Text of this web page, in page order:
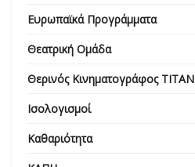
Ευρωπαϊκά Προγράμματα
Θεατρική Ομάδα
Θερινός Κινηματογράφος ΤΙΤΑΝ
Ισολογισμοί
Καθαριότητα